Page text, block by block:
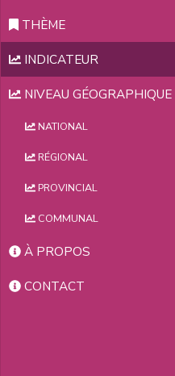
THÈME
INDICATEUR
NIVEAU GÉOGRAPHIQUE
NATIONAL
RÉGIONAL
PROVINCIAL
COMMUNAL
À PROPOS
CONTACT